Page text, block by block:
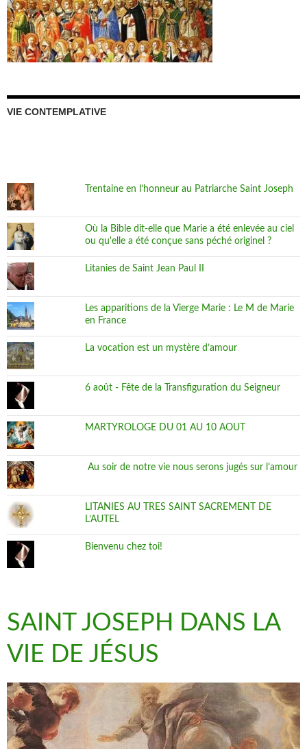
VIE CONTEMPLATIVE
Trentaine en l’honneur au Patriarche Saint Joseph
Où la Bible dit-elle que Marie a été enlevée au ciel
ou qu'elle a été conçue sans péché originel ?
Litanies de Saint Jean Paul II
Les apparitions de la Vierge Marie : Le M de Marie
en France
La vocation est un mystère d’amour
6 août - Fête de la Transfiguration du Seigneur
MARTYROLOGE DU 01 AU 10 AOUT
Au soir de notre vie nous serons jugés sur l’amour
LITANIES AU TRES SAINT SACREMENT DE
L’AUTEL
Bienvenu chez toi!
SAINT JOSEPH DANS LA
VIE DE JÉSUS